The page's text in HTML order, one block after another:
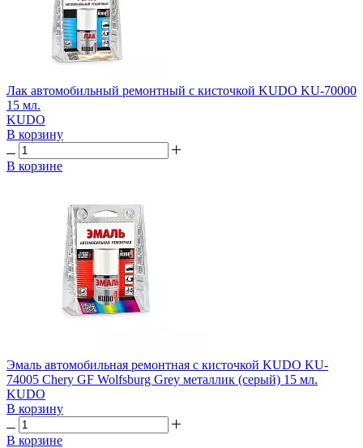
Лак автомобильный ремонтный с кисточкой KUDO KU-70000
15 мл.
KUDO
В корзину
В корзине
Эмаль автомобильная ремонтная с кисточкой KUDO KU-
74005 Chery GF Wolfsburg Grey металлик (серый) 15 мл.
KUDO
В корзину
В корзине